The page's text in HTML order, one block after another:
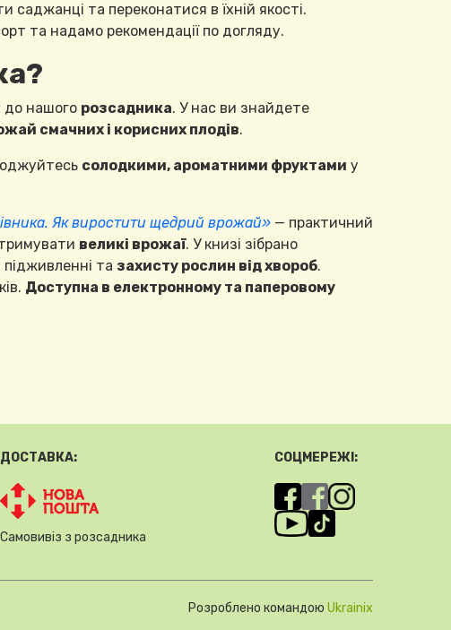
саджанці та переконатися в їхній якості.
та надамо рекомендації по догляду.
до нашого розсадника. У нас ви знайдете
смачних і корисних плодів.
солодкими, ароматними фруктами у
Як виростити щедрий врожай»— практичний
великі врожаї. У книзі зібрано
підживленні та захисту рослин від хвороб.
Доступна в електронному та паперовому
ДОСТАВКА:
Самовивіз з розсадника
СОЦМЕРЕЖІ:
Розроблено командою Ukrainix